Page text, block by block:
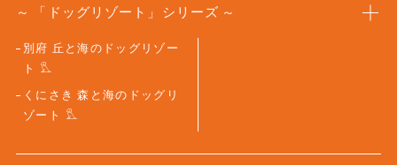
「ドッグリゾート」シリーズ
別府 丘と海のドッグリゾー
ト
くにさき 森と海のドッグリ
ゾート